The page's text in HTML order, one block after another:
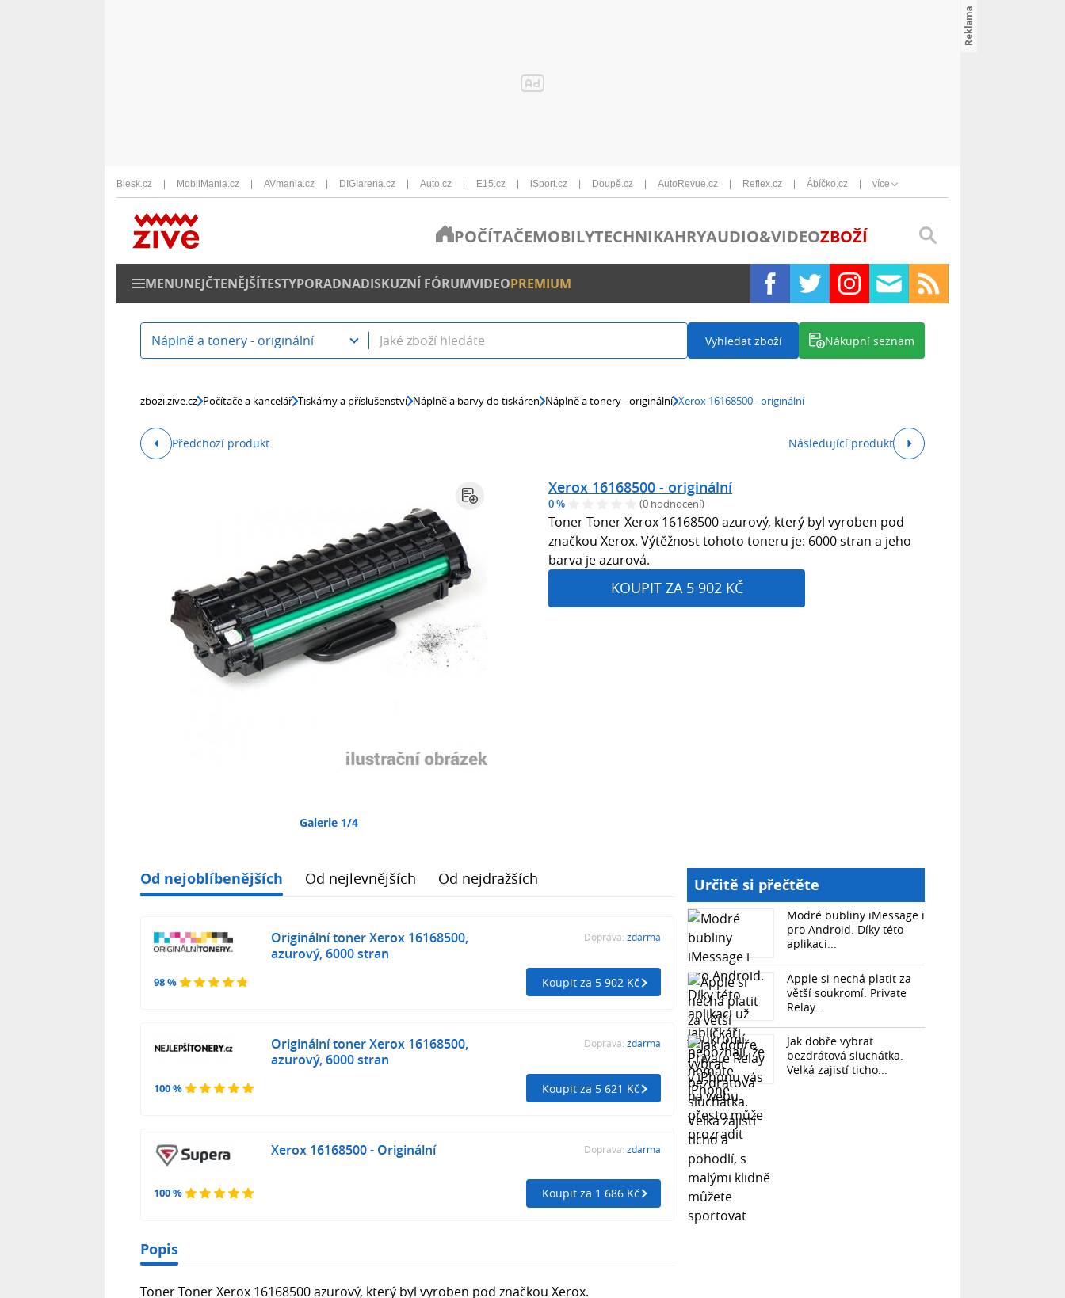
Blesk.cz MobilMania.cz AVmania.cz DIGIarena.cz Auto.cz E15.cz iSport.cz Doupě.cz AutoRevue.cz Reflex.cz Ábíčko.cz více
POČÍTAČEMOBILYTECHNIKAHRYAUDIO&VIDEOZBOŽÍ
MENUNEJČTENĚJŠÍTESTYPORADNADISKUZNÍ FÓRUMVIDEOPREMIUM
Náplně a tonery - originální Vyhledat zboží Nákupní seznam
zbozi.zive.cz Počítače a kancelář Tiskárny a příslušenství Náplně a barvy do tiskáren Náplně a tonery - originální Xerox 16168500 - originální
Předchozí produkt Následující produkt
Galerie 1/4
Xerox 16168500 - originální
0 % (0 hodnocení)
Toner Toner Xerox 16168500 azurový, který byl vyroben pod
značkou Xerox. Výtěžnost tohoto toneru je: 6000 stran a jeho
barva je azurová.
KOUPIT ZA 5 902 KČ
Od nejoblíbenějších Od nejlevnějších Od nejdražších
98 %
Originální toner Xerox 16168500,
azurový, 6000 stran
Doprava: zdarma
Koupit za 5 902 Kč
100 %
Originální toner Xerox 16168500,
azurový, 6000 stran
Doprava: zdarma
Koupit za 5 621 Kč
100 %
Xerox 16168500 - Originální Doprava: zdarma
Koupit za 1 686 Kč
Popis
Toner Toner Xerox 16168500 azurový, který byl vyroben pod značkou Xerox.
Určitě si přečtěte
Modré bubliny iMessage i
pro Android. Díky této
aplikaci...
Apple si nechá platit za
větší soukromí. Private
Relay...
Jak dobře vybrat
bezdrátová sluchátka.
Velká zajistí ticho...